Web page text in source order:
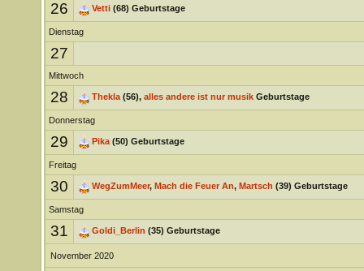
26 Vetti(68) Geburtstage
Dienstag
27
Mittwoch
28 Thekla(56), alles andere ist nur musikGeburtstage
Donnerstag
29 Pika(50) Geburtstage
Freitag
30 WegZumMeer, Mach die Feuer An, Martsch (39) Geburtstage
Samstag
31 Goldi_Berlin (35) Geburtstage
November 2020